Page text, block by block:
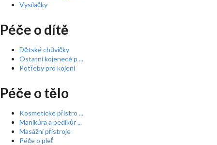
Vysílačky
Péče o dítě
Dětské chůvičky
Ostatní kojenecé p ...
Potřeby pro kojení
Péče o tělo
Kosmetické přístro ...
Manikůra a pedikůr ...
Masážní přístroje
Péče o pleť